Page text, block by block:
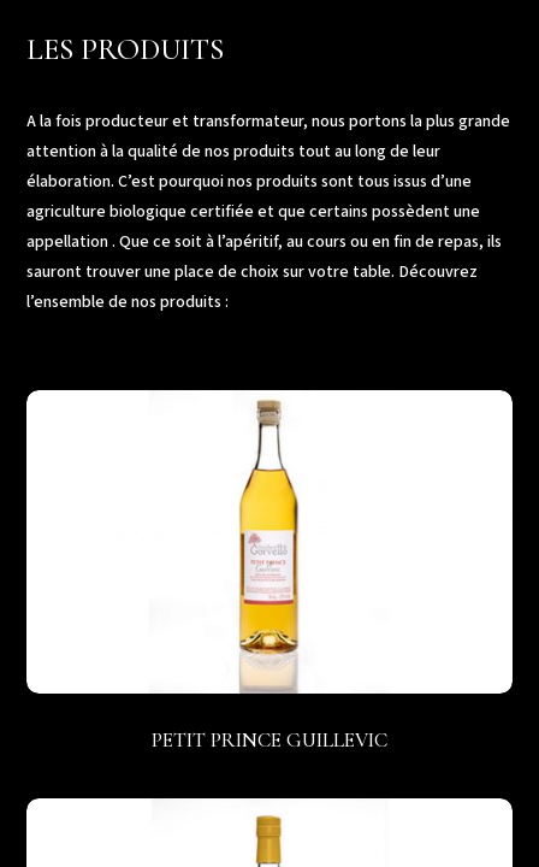
LES PRODUITS
A la fois producteur et transformateur, nous portons la plus grande
attention à la qualité de nos produits tout au long de leur
élaboration. C’est pourquoi nos produits sont tous issus d’une
agriculture biologique certifiée et que certains possèdent une
appellation . Que ce soit à l’apéritif, au cours ou en fin de repas, ils
sauront trouver une place de choix sur votre table. Découvrez
l’ensemble de nos produits :
PETIT PRINCE GUILLEVIC